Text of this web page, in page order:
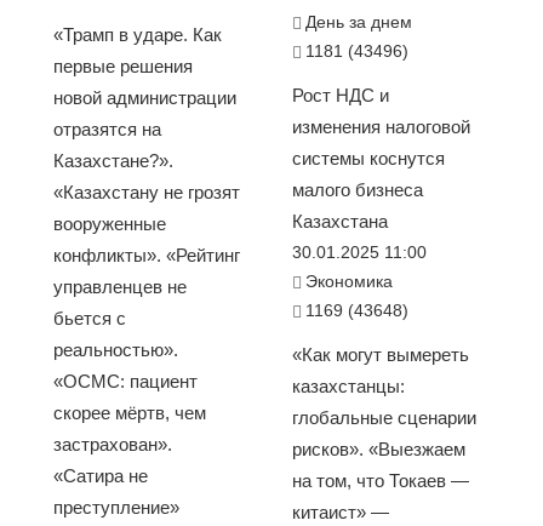
«Трамп в ударе. Как
первые решения
новой администрации
отразятся на
Казахстане?».
«Казахстану не грозят
вооруженные
конфликты». «Рейтинг
управленцев не
бьется с
реальностью».
«ОСМС: пациент
скорее мёртв, чем
застрахован».
«Сатира не
преступление»
День за днем
1181 (43496)
Рост НДС и
изменения налоговой
системы коснутся
малого бизнеса
Казахстана
30.01.2025 11:00
Экономика
1169 (43648)
«Как могут вымереть
казахстанцы:
глобальные сценарии
рисков». «Выезжаем
на том, что Токаев —
китаист» —